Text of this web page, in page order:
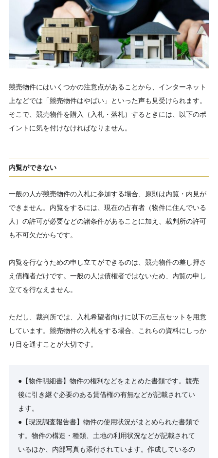
競売物件にはいくつかの注意点があることから、インターネット
上などでは「競売物件はやばい」といった声も見受けられます。
そこで、競売物件を購入（入札・落札）するときには、以下のポ
イントに気を付けなければなりません。
内覧ができない
一般の人が競売物件の入札に参加する場合、原則は内覧・内見が
できません。内覧をするには、現在の占有者（物件に住んでいる
人）の許可が必要などの諸条件があることに加え、裁判所の許可
も不可欠だからです。
内覧を行なうための申し立てができるのは、競売物件の差し押さ
え債権者だけです。一般の人は債権者ではないため、内覧の申し
立てを行なえません。
ただし、裁判所では、入札希望者向けに以下の三点セットを用意
しています。競売物件の入札をする場合、これらの資料にしっか
り目を通すことが大切です。
●【物件明細書】物件の権利などをまとめた書類です。競売
後に引き継ぐ必要のある賃借権の有無などが記載されてい
ます。
●【現況調査報告書】物件の使用状況がまとめられた書類で
す。物件の構造・種類、土地の利用状況などが記載されて
いるほか、内部写真も添付されています。作成しているの